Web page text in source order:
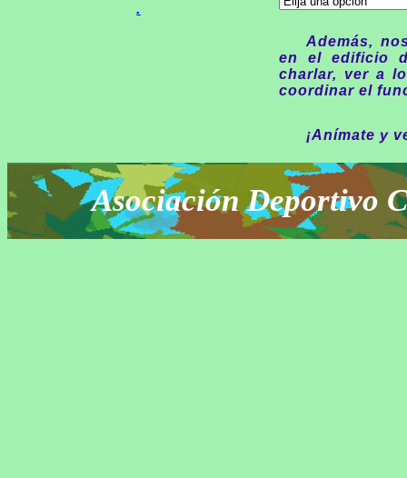
Además,
en el edificio
charlar, ver a
coordinar el
¡Anímate y
.
Asociación Deportivo